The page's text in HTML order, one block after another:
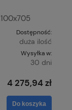
Dostępność:
duża ilość
Wysyłka w:
30 dni
4 275,94 zł
Do koszyka